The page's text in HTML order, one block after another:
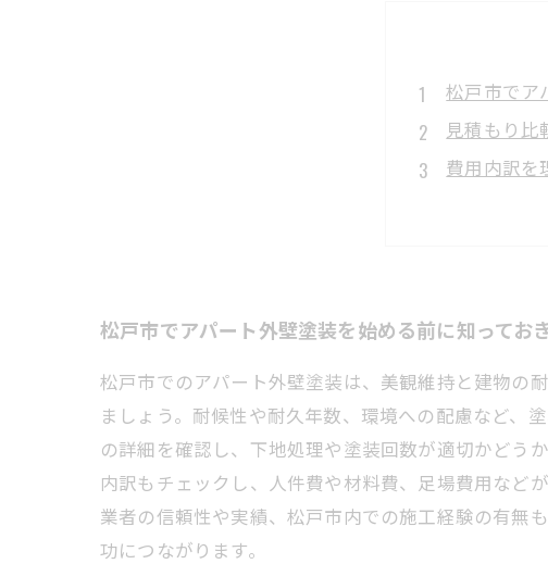
松戸市でア
見積もり比
費用内訳を
信頼でき
施工後のメ
松戸市でアパート外壁塗装を始める前に知ってお
松戸市でのアパート外壁塗装は、美観維持と建物の
ましょう。耐候性や耐久年数、環境への配慮など、
の詳細を確認し、下地処理や塗装回数が適切かどう
内訳もチェックし、人件費や材料費、足場費用など
業者の信頼性や実績、松戸市内での施工経験の有無
功につながります。